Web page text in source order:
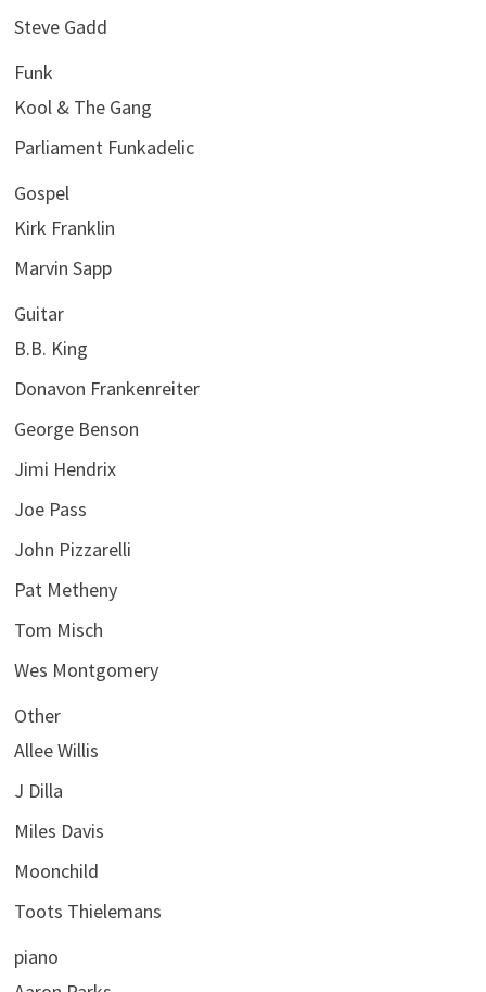
Steve Gadd
Funk
Kool & The Gang
Parliament Funkadelic
Gospel
Kirk Franklin
Marvin Sapp
Guitar
B.B. King
Donavon Frankenreiter
George Benson
Jimi Hendrix
Joe Pass
John Pizzarelli
Pat Metheny
Tom Misch
Wes Montgomery
Other
Allee Willis
J Dilla
Miles Davis
Moonchild
Toots Thielemans
piano